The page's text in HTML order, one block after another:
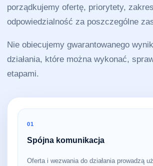
porządkujemy ofertę, priorytety,
odpowiedzialność za poszczególne
Nie obiecujemy gwarantowanego
działania, które można wykonać,
etapami.
01
Spójna komunikacja
Oferta i wezwania do działania prowadzą